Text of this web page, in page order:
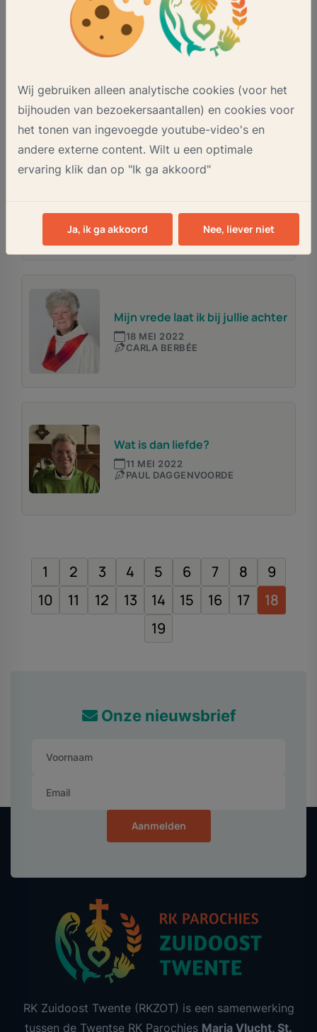
Wij gebruiken alleen analytische cookies (voor het
bijhouden van bezoekersaantallen) en cookies voor
het tonen van ingevoegde youtube-video's en
andere externe content. Wilt u een optimale
ervaring klik dan op "Ik ga akkoord"
Ja, ik ga akkoord Nee, liever niet
WILLY REKVELD
Mijn vrede laat ik bij jullie achter
18 MEI 2022
CARLA BERBÉE
Wat is dan liefde?
11 MEI 2022
PAUL DAGGENVOORDE
1 2 3 4 5 6 7 8
9
10
11 12 13 14 15 16 17
18
19
Onze nieuwsbrief
Aanmelden
RK Zuidoost Twente (RKZOT) is een samenwerking
tussen de Twentse RK Parochies Maria Vlucht, St.